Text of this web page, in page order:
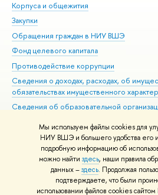
Мы используем файлы cookies для
НИУ ВШЭ и большего удобства его
подробную информацию об
можно найти здесь, наши правила
данных –здесь. Продолжая
подтверждаете, что были
использовании файлов cookies
Корпуса и общежития
Закупки
Обращения граждан в НИУ ВШЭ
Фонд целевого капитала
Противодействие коррупции
Сведения о доходах, расходах, об
обязательствах имущественного
Сведения об образовательной
Людям с ограниченными возможностями
Единая платежная страница
Работа в Вышке
© НИУ ВШЭ 1993–2026 Адреса и